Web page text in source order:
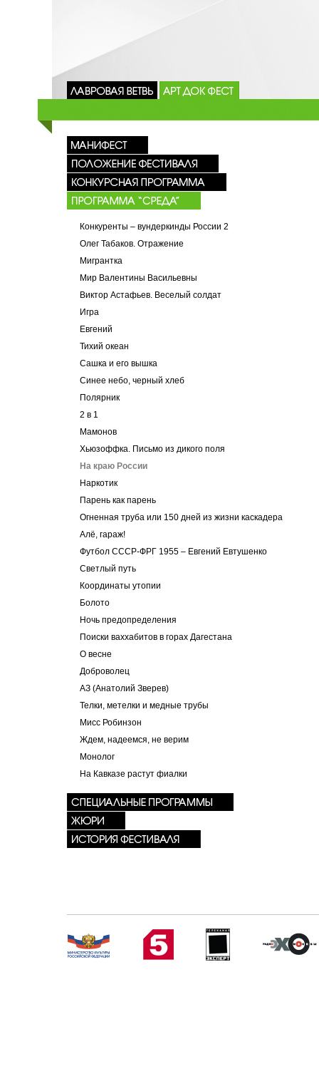
Конкуренты – вундеркинды России 2
Олег Табаков. Отражение
Мигрантка
Мир Валентины Васильевны
Виктор Астафьев. Веселый солдат
Игра
Евгений
Тихий океан
Cашка и его вышка
Синее небо, черный хлеб
Полярник
2 в 1
Мамонов
Хьюзоффка. Письмо из дикого поля
На краю России
Наркотик
Парень как парень
Огненная труба или 150 дней из жизни каскадера
Алё, гараж!
Футбол СССР-ФРГ 1955 – Евгений Евтушенко
Светлый путь
Координаты утопии
Болото
Ночь предопределения
Поиски ваххабитов в горах Дагестана
О весне
Доброволец
АЗ (Анатолий Зверев)
Телки, метелки и медные трубы
Мисс Робинзон
Ждем, надеемся, не верим
Монолог
На Кавказе растут фиалки